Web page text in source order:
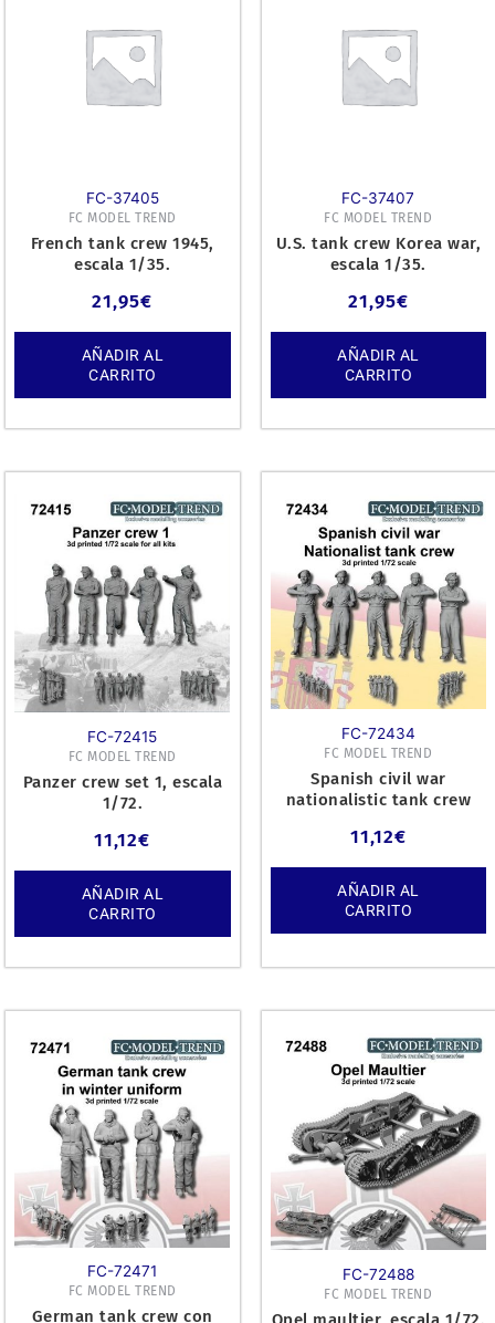
FC-37405
FC MODEL TREND
French tank crew 1945,
escala 1/35.
21,95€
AÑADIR AL
CARRITO
FC-37407
FC MODEL TREND
U.S. tank crew Korea war,
escala 1/35.
21,95€
AÑADIR AL
CARRITO
FC-72415
FC MODEL TREND
Panzer crew set 1, escala
1/72.
11,12€
AÑADIR AL
CARRITO
FC-72434
FC MODEL TREND
Spanish civil war
nationalistic tank crew
11,12€
AÑADIR AL
CARRITO
FC-72471
FC MODEL TREND
German tank crew con
FC-72488
FC MODEL TREND